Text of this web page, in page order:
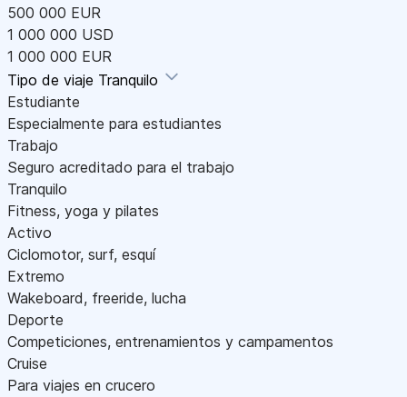
500 000 EUR
1 000 000 USD
1 000 000 EUR
Tipo de viaje Tranquilo
Estudiante
Especialmente para estudiantes
Trabajo
Seguro acreditado para el trabajo
Tranquilo
Fitness, yoga y pilates
Activo
Ciclomotor, surf, esquí
Extremo
Wakeboard, freeride, lucha
Deporte
Competiciones, entrenamientos y campamentos
Cruise
Para viajes en crucero